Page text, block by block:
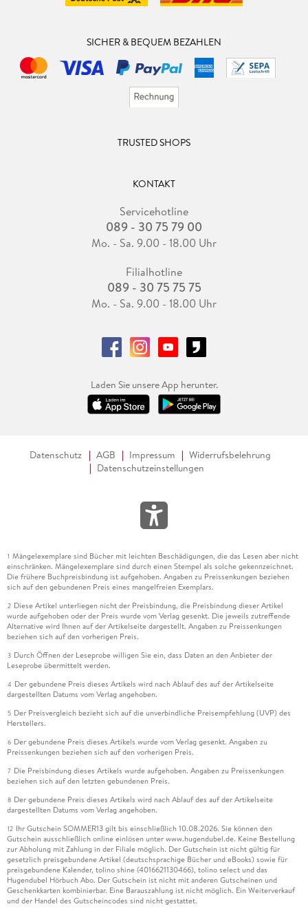
SICHER & BEQUEM BEZAHLEN
TRUSTED SHOPS
KONTAKT
Servicehotline
089 - 30 75 79 00
Mo. - Sa. 9.00 - 18.00 Uhr
Filialhotline
089 - 30 75 75 75
Mo. - Sa. 9.00 - 18.00 Uhr
Laden Sie unsere App herunter.
Datenschutz AGB Impressum
Widerrufsbelehrung
Datenschutzeinstellungen
1 Mängelexemplare sind Bücher mit leichten Beschädigungen, die das Lesen aber nicht
einschränken. Mängelexemplare sind durch einen Stempel als solche gekennzeichnet.
Die frühere Buchpreisbindung ist aufgehoben. Angaben zu Preissenkungen beziehen
sich auf den gebundenen Preis eines mangelfreien Exemplars.
2 Diese Artikel unterliegen nicht der Preisbindung, die Preisbindung dieser Artikel
wurde aufgehoben oder der Preis wurde vom Verlag gesenkt. Die jeweils zutreffende
Alternative wird Ihnen auf der Artikelseite dargestellt. Angaben zu Preissenkungen
beziehen sich auf den vorherigen Preis.
3 Durch Öffnen der Leseprobe willigen Sie ein, dass Daten an den Anbieter der
Leseprobe übermittelt werden.
4 Der gebundene Preis dieses Artikels wird nach Ablauf des auf der Artikelseite
dargestellten Datums vom Verlag angehoben.
5 Der Preisvergleich bezieht sich auf die unverbindliche Preisempfehlung (UVP) des
Herstellers.
6 Der gebundene Preis dieses Artikels wurde vom Verlag gesenkt. Angaben zu
Preissenkungen beziehen sich auf den vorherigen Preis.
7 Die Preisbindung dieses Artikels wurde aufgehoben. Angaben zu Preissenkungen
beziehen sich auf den letzten gebundenen Preis.
8 Der gebundene Preis dieses Artikels wird nach Ablauf des auf der Artikelseite
dargestellten Datums vom Verlag angehoben.
12 Ihr Gutschein SOMMER13 gilt bis einschließlich 10.08.2026. Sie können den
Gutschein ausschließlich online einlösen unter www.hugendubel.de. Keine Bestellung
zur Abholung mit Zahlung in der Filiale möglich. Der Gutschein ist nicht gültig für
gesetzlich preisgebundene Artikel (deutschsprachige Bücher und eBooks) sowie für
preisgebundene Kalender, tolino shine (4016621130466), tolino select und das
Hugendubel Hörbuch Abo. Der Gutschein ist nicht mit anderen Gutscheinen und
Geschenkkarten kombinierbar. Eine Barauszahlung ist nicht möglich. Ein Weiterverkauf
und der Handel des Gutscheincodes sind nicht gestattet.